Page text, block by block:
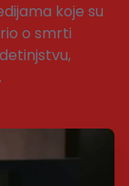
koje su
o smrti